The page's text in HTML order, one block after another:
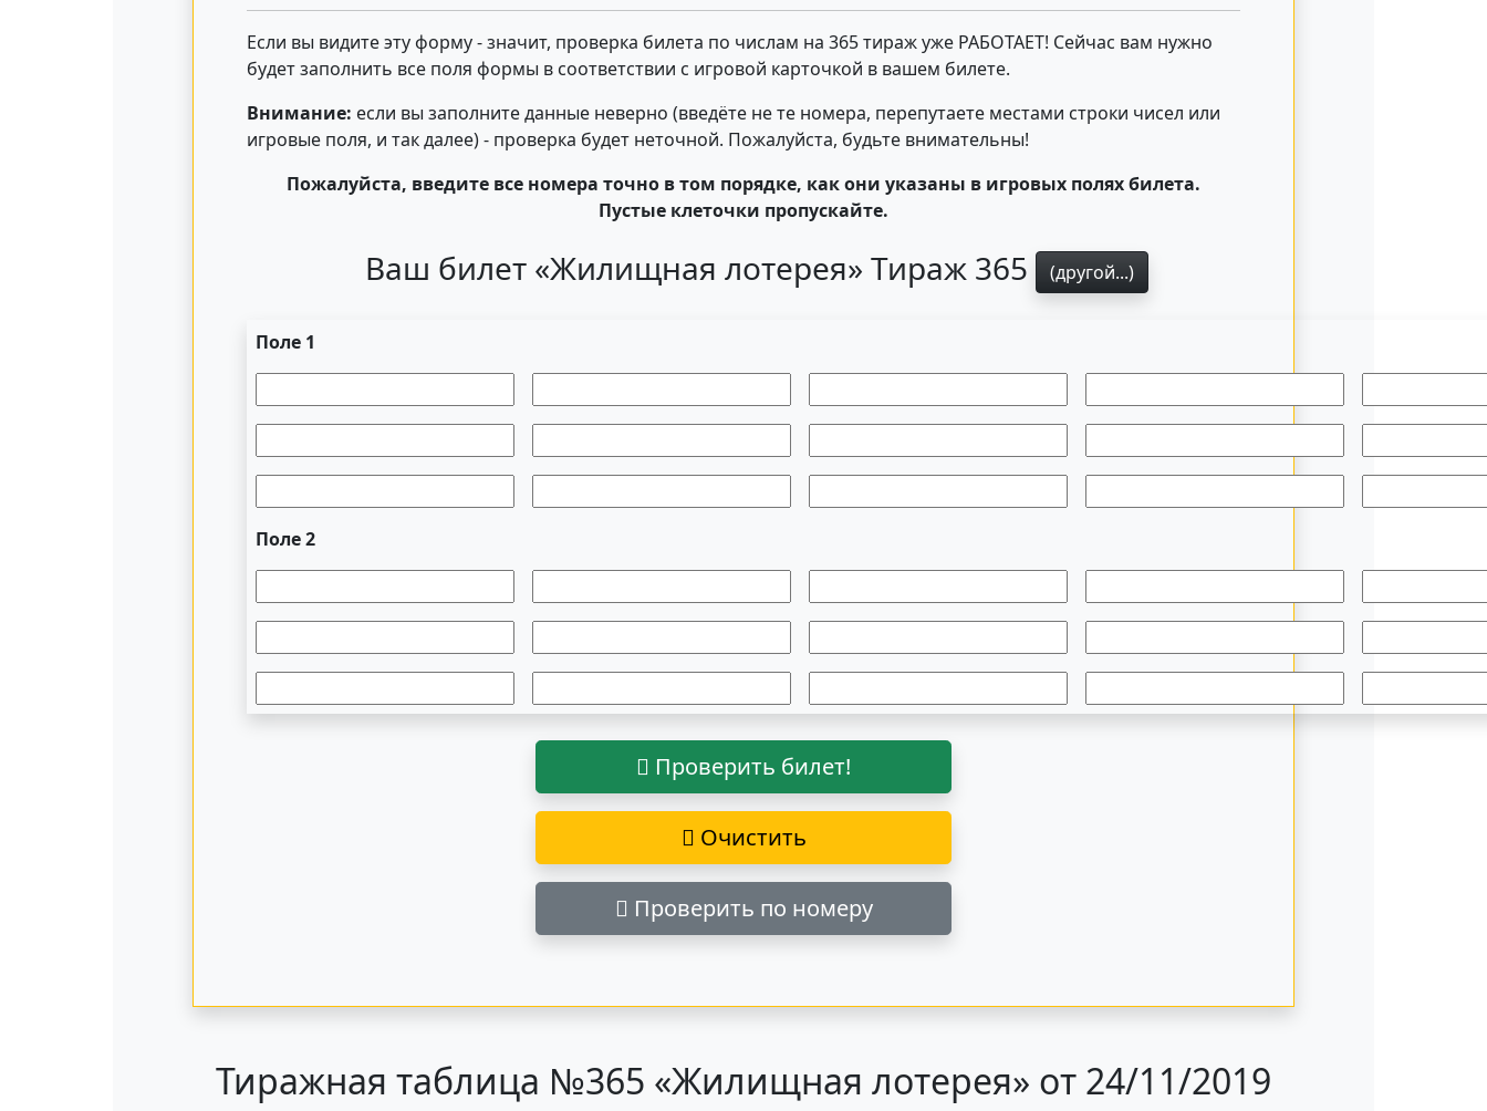
Если вы видите эту форму - значит, проверка билета по числам на 365 тираж уже РАБОТАЕТ! Сейчас вам нужно
будет заполнить все поля формы в соответствии с игровой карточкой в вашем билете.
Внимание: если вы заполните данные неверно (введёте не те номера, перепутаете местами строки чисел или
игровые поля, и так далее) - проверка будет неточной. Пожалуйста, будьте внимательны!
Пожалуйста, введите все номера точно в том порядке, как они указаны в игровых полях билета.
Пустые клеточки пропускайте.
Ваш билет «Жилищная лотерея» Тираж 365 (другой...)
Поле 1
Поле 2
Проверить билет!
Очистить
Проверить по номеру
Тиражная таблица №365 «Жилищная лотерея» от 24/11/2019